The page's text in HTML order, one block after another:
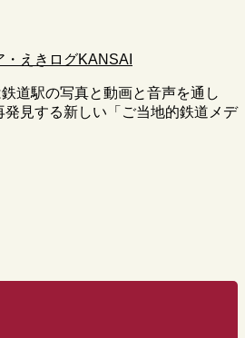
道駅の写真と動画と音声を通し
見する新しい「ご当地的鉄道メデ